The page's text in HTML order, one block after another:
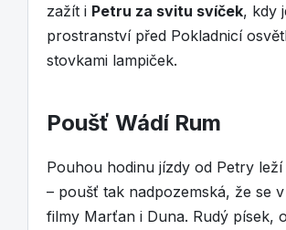
zažít i Petru za svitu svíček, kdy
prostranství před Pokladnicí
stovkami lampiček.
Poušť Wádí Rum
Pouhou hodinu jízdy od Petry leží
– poušť tak nadpozemská, že se
filmy Marťan i Duna. Rudý písek,